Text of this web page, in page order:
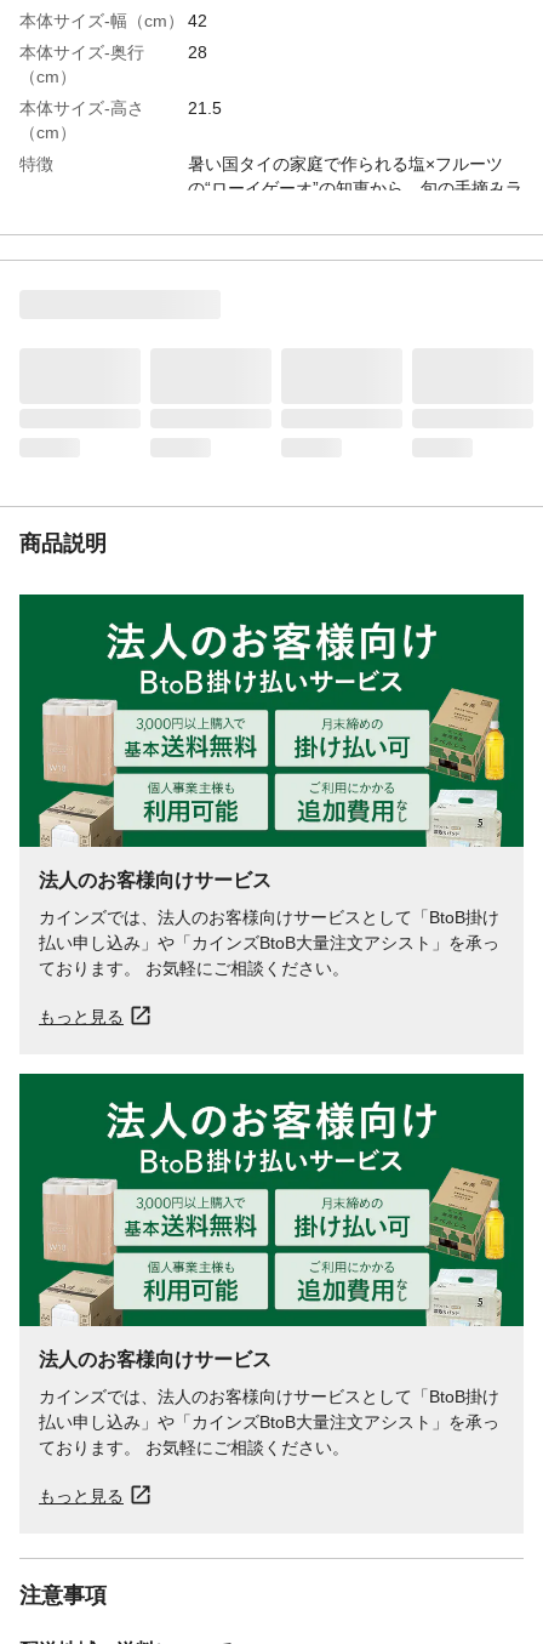
本体サイズ-幅（cm）
42
本体サイズ-奥行
（cm）
28
本体サイズ-高さ
（cm）
21.5
特徴
暑い国タイの家庭で作られる塩×フルーツ
の“ローイゲーオ”の知恵から、旬の手摘みラ
分・水分補給飲料。
食物アレルギー表示
なし
容器の種類
商品説明
法人のお客様向けサービス
カインズでは、法人のお客様向けサービスとして「BtoB掛け
払い申し込み」や「カインズBtoB大量注文アシスト」を承っ
ております。 お気軽にご相談ください。
もっと見る
法人のお客様向けサービス
カインズでは、法人のお客様向けサービスとして「BtoB掛け
払い申し込み」や「カインズBtoB大量注文アシスト」を承っ
ております。 お気軽にご相談ください。
もっと見る
注意事項